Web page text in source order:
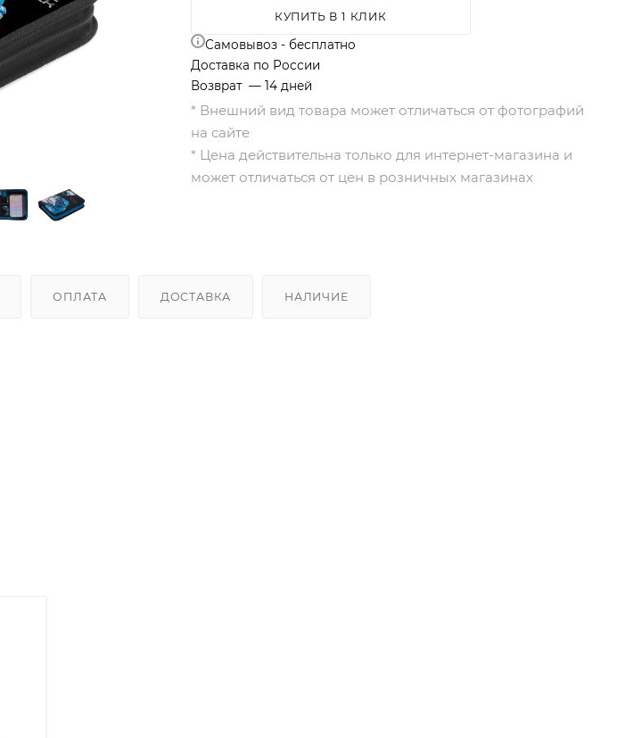
КУПИТЬ В 1 КЛИК
Самовывоз - бесплатно
Доставка по России
Возврат — 14 дней
* Внешний вид товара может отличаться от фотографий
на сайте
* Цена действительна только для интернет-магазина и
может отличаться от цен в розничных магазинах
ОПЛАТА ДОСТАВКА НАЛИЧИЕ